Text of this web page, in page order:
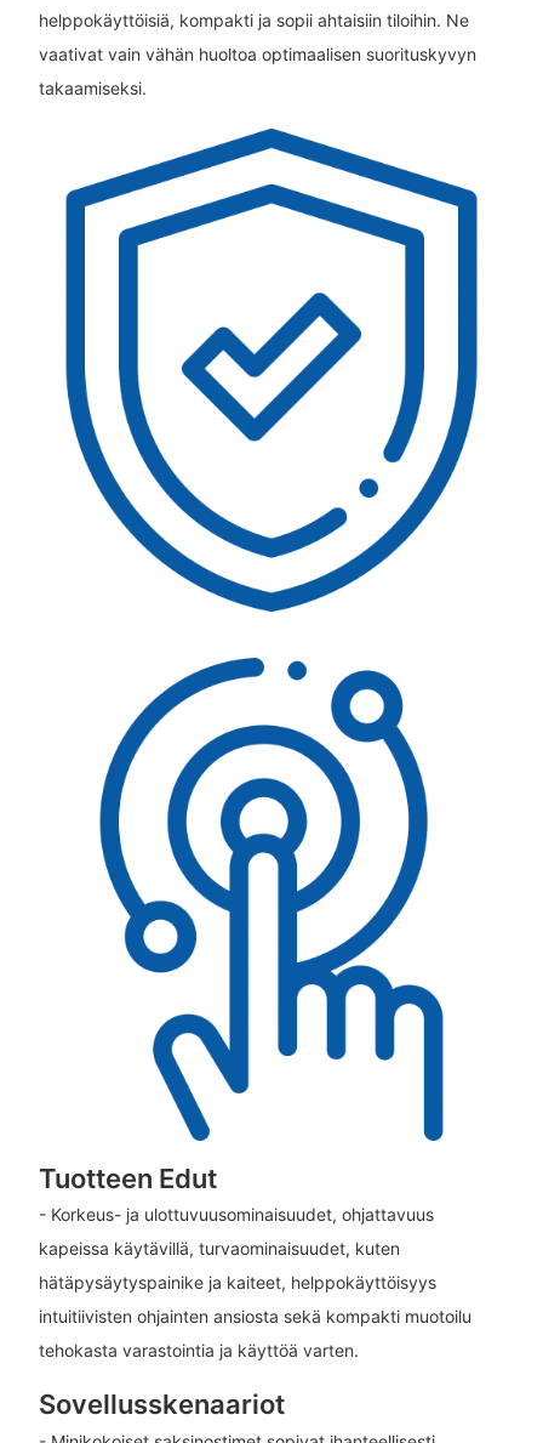
helppokäyttöisiä, kompakti ja sopii ahtaisiin tiloihin. Ne
vaativat vain vähän huoltoa optimaalisen suorituskyvyn
takaamiseksi.
Tuotteen Edut
- Korkeus- ja ulottuvuusominaisuudet, ohjattavuus
kapeissa käytävillä, turvaominaisuudet, kuten
hätäpysäytyspainike ja kaiteet, helppokäyttöisyys
intuitiivisten ohjainten ansiosta sekä kompakti muotoilu
tehokasta varastointia ja käyttöä varten.
Sovellusskenaariot